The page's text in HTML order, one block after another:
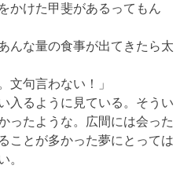
かけた甲斐があるってもん
んな量の食事が出てきたら太
文句言わない！」
入るように見ている。そうい
ったような。広間には会った
ことが多かった夢にとっては
。